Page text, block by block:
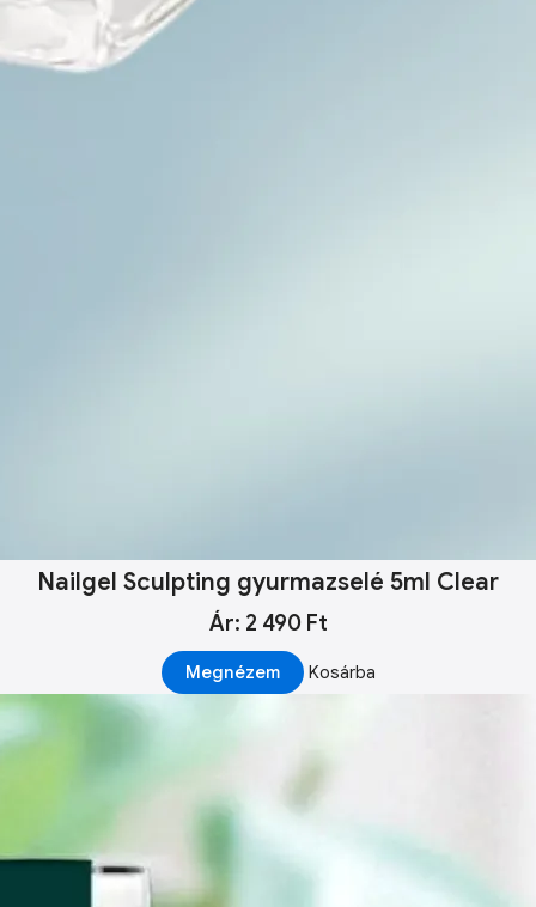
Nailgel Sculpting gyurmazselé 5ml Clear
Ár: 2 490 Ft
Megnézem Kosárba